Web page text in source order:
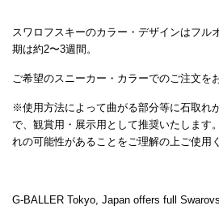
スワロフスキーのカラー・デザインはフル
期は約2〜3週間。
ご希望のスニーカー・カラーでのご注文を
※使用方法によって曲がる部分等に石取れ
で、観賞用・展示用として推奨いたします
れの可能性があることをご理解の上ご使用
G-BALLER Tokyo, Japan offers full